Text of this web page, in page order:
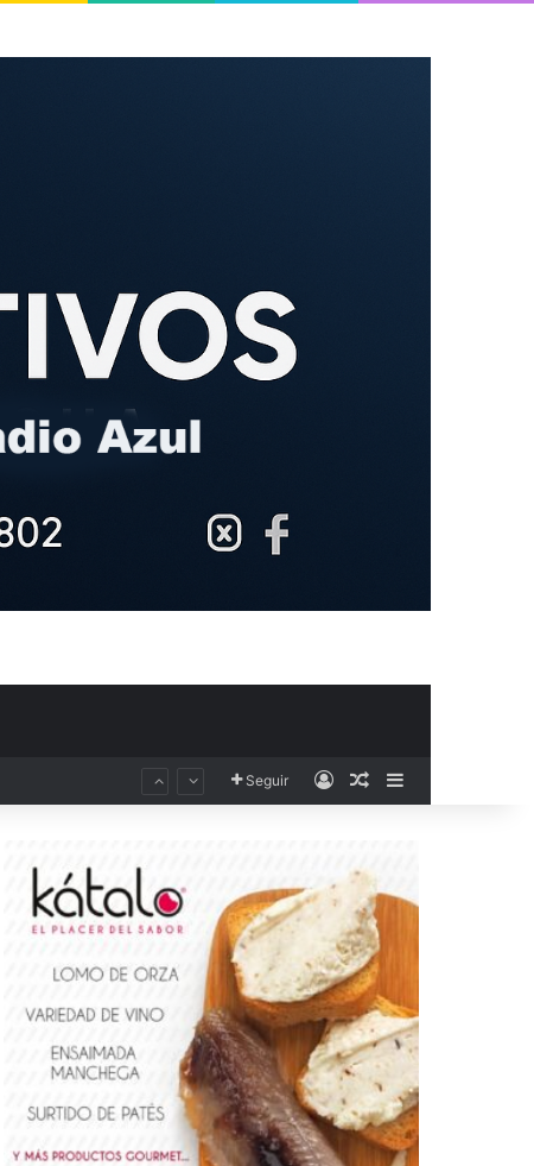
Seguir AccesoPublicación al